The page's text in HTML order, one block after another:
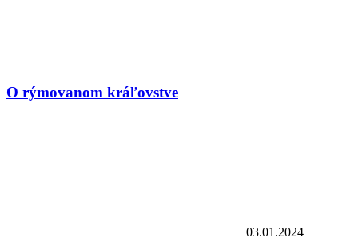
O rýmovanom kráľovstve
03.01.2024